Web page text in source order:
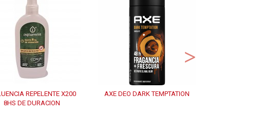
REPELENTE X200
8HS DE DURACION
AXE DEO DARK TEMPTATION